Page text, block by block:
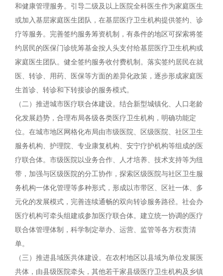
和健康管理服务。引导二级及以上医院全科医生作为家庭医生
或加入基层家庭医生团队，在基层医疗卫生机构提供签约、诊
疗等服务。完善签约服务筹资机制，有条件的地区可探索将签
约居民的医保门诊统筹基金按人头支付给基层医疗卫生机构或
家庭医生团队。健全签约服务收付费机制。落实签约居民在就
医、转诊、用药、医保等方面的差异化政策，逐步形成家庭医
生首诊、转诊和下转接诊的服务模式。
（二）推进城市医疗联合体建设。结合新型城镇化、人口老龄
化发展趋势，合理布局各级各类医疗卫生机构，明确功能定
位。在城市地区网格化布局由市级医院、区级医院、社区卫生
服务机构、护理院、专业康复机构、安宁疗护机构等组成的医
疗联合体。市级医院以业务合作、人才培养、技术支持等为纽
带，加强与区级医院的分工协作，探索区级医院与社区卫生服
务机构一体化管理等多种形式，形成以市带区、区社一体、多
元化的发展模式，完善连续通畅的双向转诊服务路径。社会办
医疗机构可牵头组建或参加医疗联合体。建立统一协调的医疗
联合体管理体制，科学制定举办、运营、监管等各方权责清
单。
（三）推进县域医共体建设。在农村地区以县域为单位发展医
共体，由县级医院牵头，其他若干家县级医疗卫生机构及乡镇